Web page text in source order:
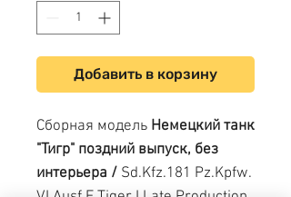
Добавить в корзину
Сборная модель Немецкий танк
"Тигр" поздний выпуск, без
интерьера / Sd.Kfz.181 Pz.Kpfw.